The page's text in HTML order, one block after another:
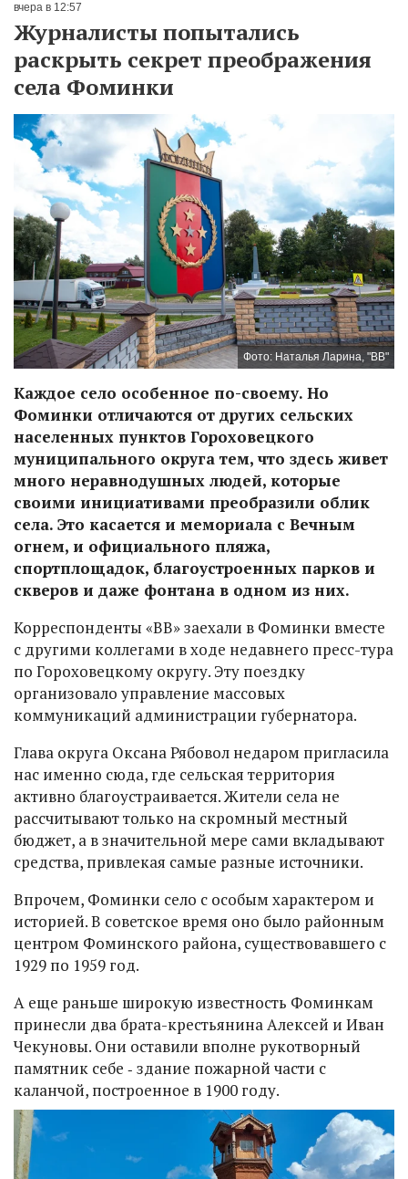
вчера в 12:57
Журналисты попытались
раскрыть секрет преображения
села Фоминки
Фото: Наталья Ларина, "ВВ"
Каждое село особенное по-своему. Но
Фоминки отличаются от других сельских
населенных пунктов Гороховецкого
муниципального округа тем, что здесь живет
много неравнодушных людей, которые
своими инициативами преобразили облик
села. Это касается и мемориала с Вечным
огнем, и официального пляжа,
спортплощадок, благоустроенных парков и
скверов и даже фонтана в одном из них.
Корреспонденты «ВВ» заехали в Фоминки вместе
с другими коллегами в ходе недавнего пресс-тура
по Гороховецкому округу. Эту поездку
организовало управление массовых
коммуникаций администрации губернатора.
Глава округа Оксана Рябовол недаром пригласила
нас именно сюда, где сельская территория
активно благоустраивается. Жители села не
рассчитывают только на скромный местный
бюджет, а в значительной мере сами вкладывают
средства, привлекая самые разные источники.
Впрочем, Фоминки село с особым характером и
историей. В советское время оно было районным
центром Фоминского района, существовавшего с
1929 по 1959 год.
А еще раньше широкую известность Фоминкам
принесли два брата-крестьянина Алексей и Иван
Чекуновы. Они оставили вполне рукотворный
памятник себе ‑ здание пожарной части с
каланчой, построенное в 1900 году.